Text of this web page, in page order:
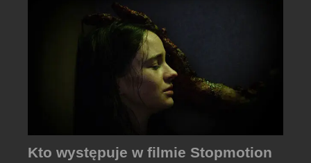
Kto występuje w filmie Stopmotion